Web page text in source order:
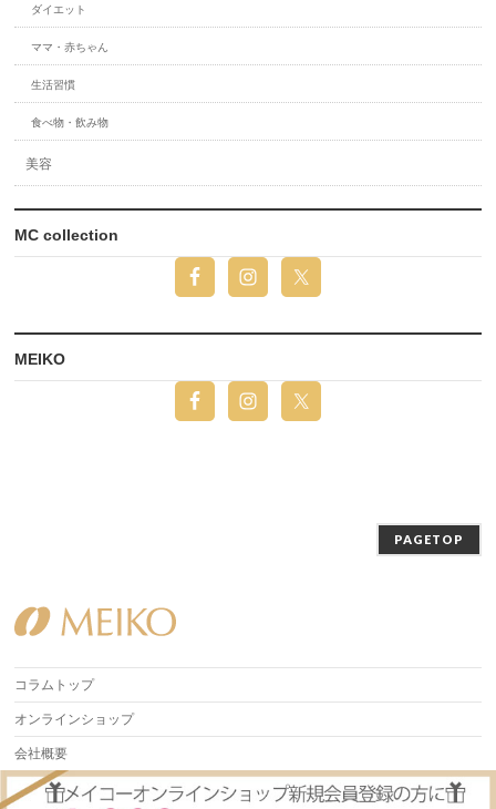
ダイエット
ママ・赤ちゃん
生活習慣
食べ物・飲み物
美容
MC collection
MEIKO
PAGETOP
コラムトップ
オンラインショップ
会社概要